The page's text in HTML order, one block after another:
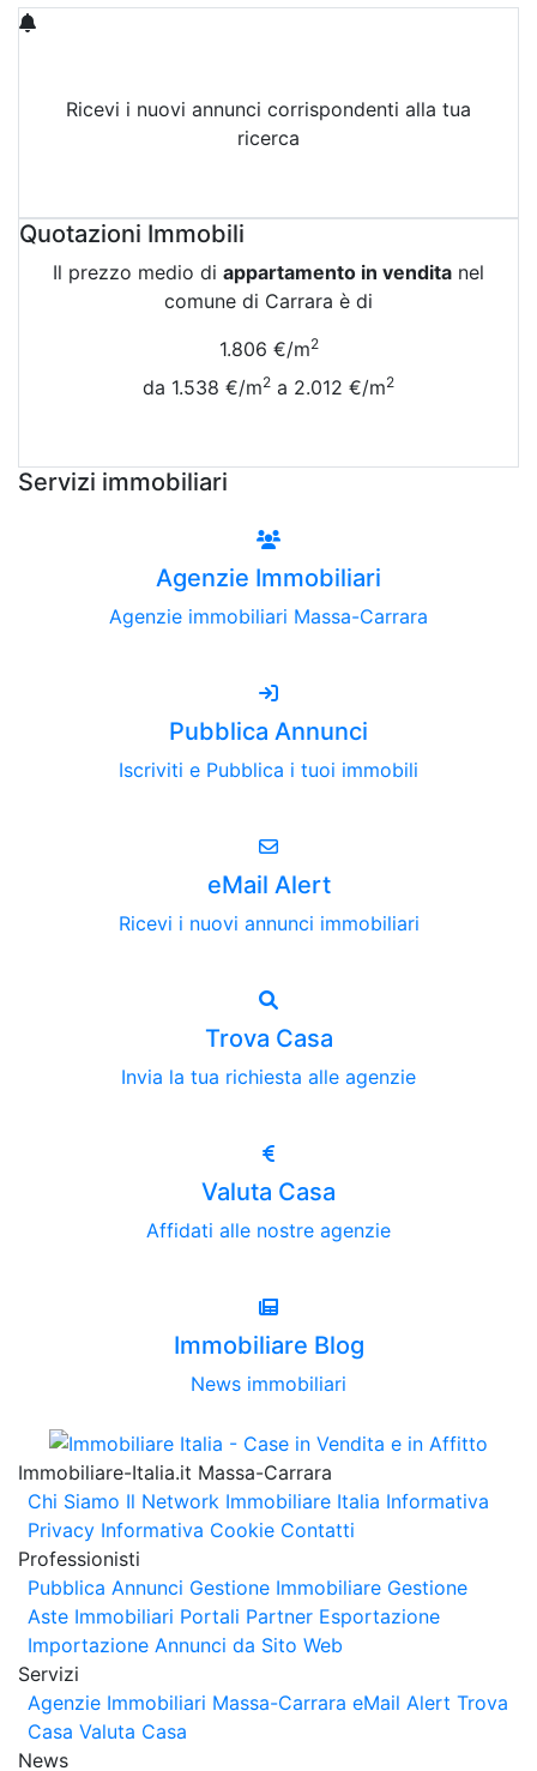
Ricevi i nuovi annunci corrispondenti alla tua
ricerca
Quotazioni Immobili
Il prezzo medio di appartamento in vendita nel
comune di Carrara è di
1.806 €/m2
da 1.538 €/m2 a 2.012 €/m2
Servizi immobiliari
Agenzie Immobiliari
Agenzie immobiliari Massa-Carrara
Pubblica Annunci
Iscriviti e Pubblica i tuoi immobili
eMail Alert
Ricevi i nuovi annunci immobiliari
Trova Casa
Invia la tua richiesta alle agenzie
Valuta Casa
Affidati alle nostre agenzie
Immobiliare Blog
News immobiliari
Immobiliare-Italia.it Massa-Carrara
Chi Siamo Il Network Immobiliare Italia Informativa
Privacy Informativa Cookie Contatti
Professionisti
Pubblica Annunci Gestione Immobiliare Gestione
Aste Immobiliari Portali Partner Esportazione
Importazione Annunci da Sito Web
Servizi
Agenzie Immobiliari Massa-Carrara eMail Alert Trova
Casa Valuta Casa
News